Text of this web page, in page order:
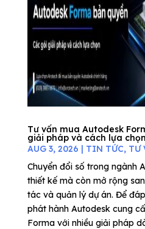
Tư vấn mua Autodesk
giải pháp và cách lựa chọn
AUG 3, 2026 | TIN TỨC, TƯ
Chuyển đổi số trong ngành
thiết kế mà còn mở rộng
tác và quản lý dự án. Để
phát hành Autodesk cung
Forma với nhiều giải pháp